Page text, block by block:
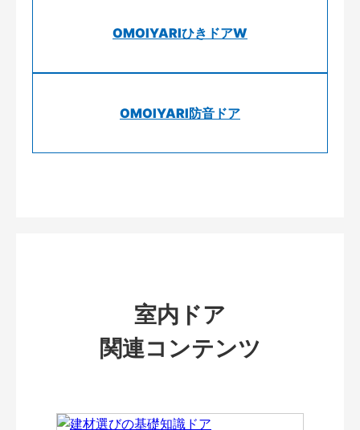
OMOIYARIひきドアW
OMOIYARI防音ドア
室内ドア
関連コンテンツ